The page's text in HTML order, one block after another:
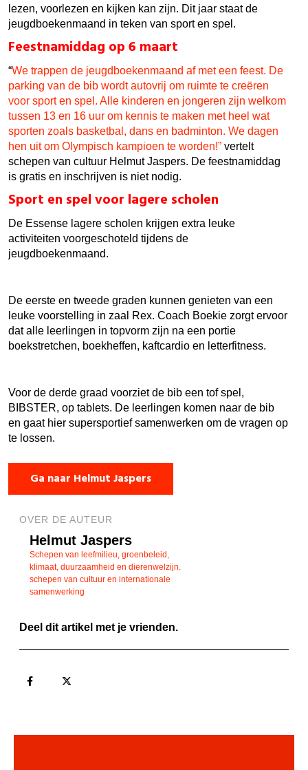
lezen, voorlezen en kijken kan zijn. Dit jaar staat de
jeugdboekenmaand in teken van sport en spel.
Feestnamiddag op 6 maart
“We trappen de jeugdboekenmaand af met een feest. De
parking van de bib wordt autovrij om ruimte te creëren
voor sport en spel. Alle kinderen en jongeren zijn welkom
tussen 13 en 16 uur om kennis te maken met heel wat
sporten zoals basketbal, dans en badminton. We dagen
hen uit om Olympisch kampioen te worden!” vertelt
schepen van cultuur Helmut Jaspers. De feestnamiddag
is gratis en inschrijven is niet nodig.
Sport en spel voor lagere scholen
De Essense lagere scholen krijgen extra leuke
activiteiten voorgeschoteld tijdens de
jeugdboekenmaand.
De eerste en tweede graden kunnen genieten van een
leuke voorstelling in zaal Rex. Coach Boekie zorgt ervoor
dat alle leerlingen in topvorm zijn na een portie
boekstretchen, boekheffen, kaftcardio en letterfitness.
Voor de derde graad voorziet de bib een tof spel,
BIBSTER, op tablets. De leerlingen komen naar de bib
en gaat hier supersportief samenwerken om de vragen op
te lossen.
Ga naar Helmut Jaspers
OVER DE AUTEUR
Helmut Jaspers
Schepen van leefmilieu, groenbeleid,
klimaat, duurzaamheid en dierenwelzijn.
schepen van cultuur en internationale
samenwerking
Deel dit artikel met je vrienden.